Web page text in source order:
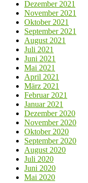
Dezember 2021
November 2021
Oktober 2021
September 2021
August 2021
Juli 2021
Juni 2021
Mai 2021
April 2021
März 2021
Februar 2021
Januar 2021
Dezember 2020
November 2020
Oktober 2020
September 2020
August 2020
Juli 2020
Juni 2020
Mai 2020